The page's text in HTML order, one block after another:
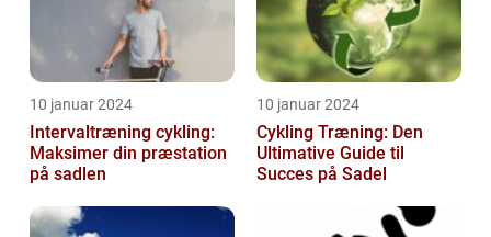
10 januar 2024
Intervaltræning cykling:
Maksimer din præstation
på sadlen
10 januar 2024
Cykling Træning: Den
Ultimative Guide til
Succes på Sadel